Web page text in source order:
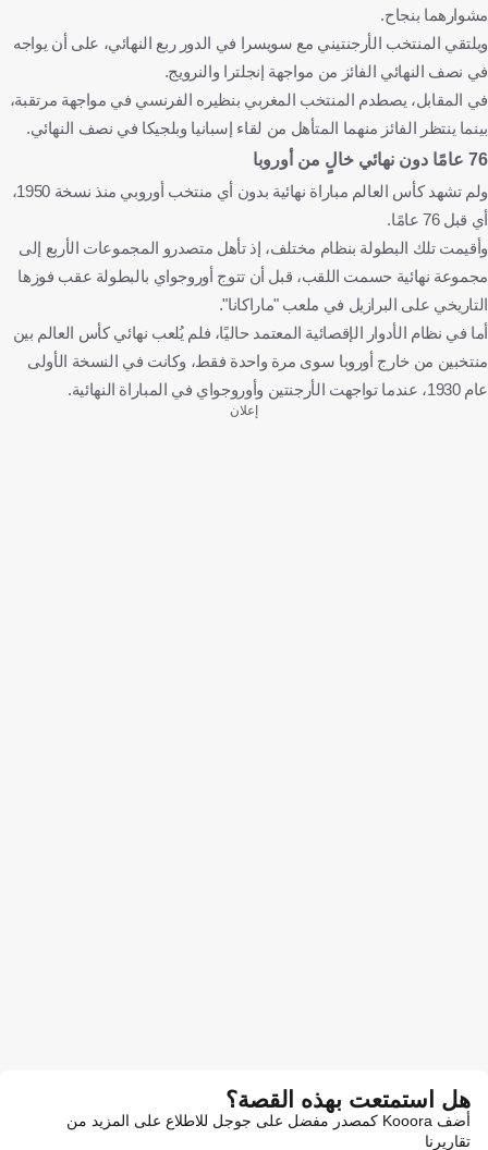
مشوارهما بنجاح.
ويلتقي المنتخب الأرجنتيني مع سويسرا في الدور ربع النهائي، على أن يواجه
في نصف النهائي الفائز من مواجهة إنجلترا والنرويج.
في المقابل، يصطدم المنتخب المغربي بنظيره الفرنسي في مواجهة مرتقبة،
بينما ينتظر الفائز منهما المتأهل من لقاء إسبانيا وبلجيكا في نصف النهائي.
76 عامًا دون نهائي خالٍ من أوروبا
ولم تشهد كأس العالم مباراة نهائية بدون أي منتخب أوروبي منذ نسخة 1950،
أي قبل 76 عامًا.
وأقيمت تلك البطولة بنظام مختلف، إذ تأهل متصدرو المجموعات الأربع إلى
مجموعة نهائية حسمت اللقب، قبل أن تتوج أوروجواي بالبطولة عقب فوزها
التاريخي على البرازيل في ملعب "ماراكانا".
أما في نظام الأدوار الإقصائية المعتمد حاليًا، فلم يُلعب نهائي كأس العالم بين
منتخبين من خارج أوروبا سوى مرة واحدة فقط، وكانت في النسخة الأولى
عام 1930، عندما تواجهت الأرجنتين وأوروجواي في المباراة النهائية.
إعلان
هل استمتعت بهذه القصة؟
أضف Kooora كمصدر مفضل على جوجل للاطلاع على المزيد من
تقاريرنا